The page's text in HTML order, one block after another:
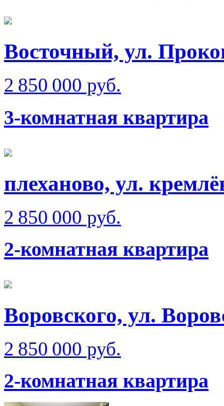
Восточный, ул.
2 850 000 руб.
3-комнатная квартира
плеханово, ул.
2 850 000 руб.
2-комнатная квартира
Воровского, ул.
2 850 000 руб.
2-комнатная квартира